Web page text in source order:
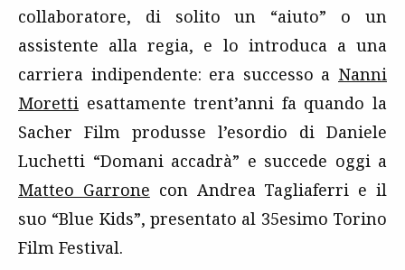
collaboratore, di solito un “aiuto” o un
assistente alla regia, e lo introduca a una
carriera indipendente: era successo a Nanni
Moretti esattamente trent’anni fa quando la
Sacher Film produsse l’esordio di Daniele
Luchetti “Domani accadrà” e succede oggi a
Matteo Garrone con Andrea Tagliaferri e il
suo “Blue Kids”, presentato al 35esimo Torino
Film Festival.